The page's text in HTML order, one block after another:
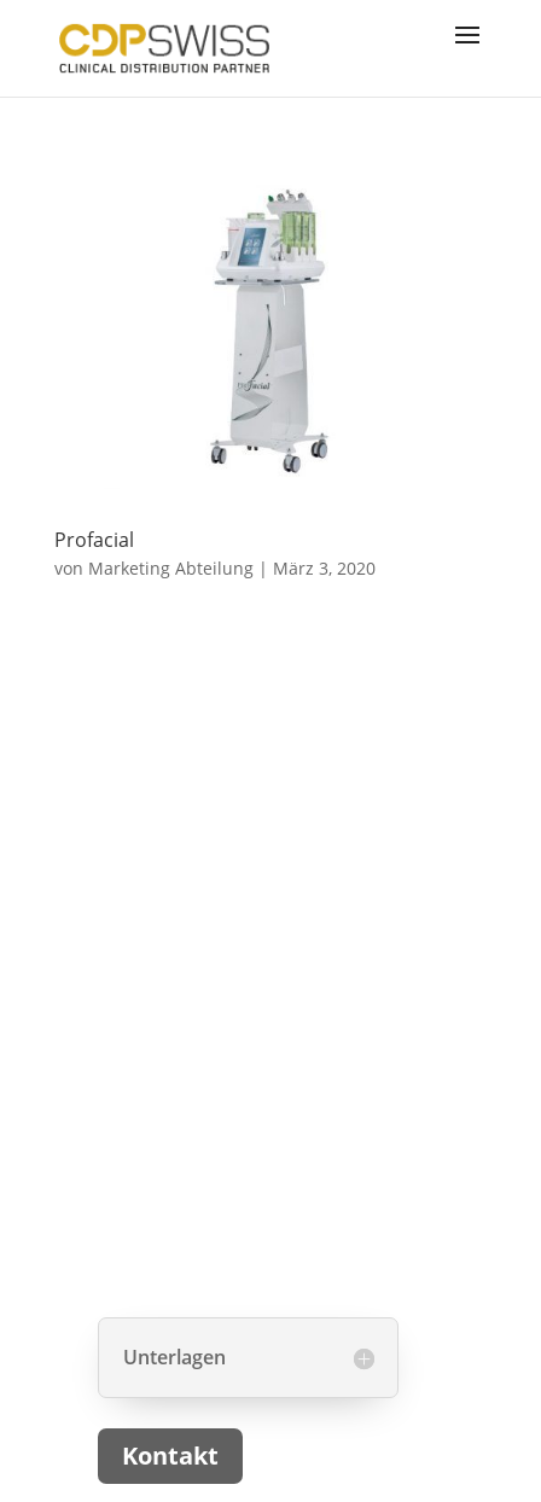
Profacial
von Marketing Abteilung| März 3, 2020
Unterlagen
Kontakt